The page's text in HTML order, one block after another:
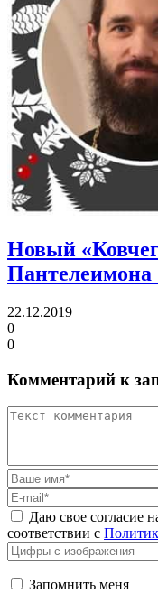
Новый
Пантелеимона
22.12.2019
0
0
Комментарий к
Даю свое согласие
соответствии с
Запомнить меня